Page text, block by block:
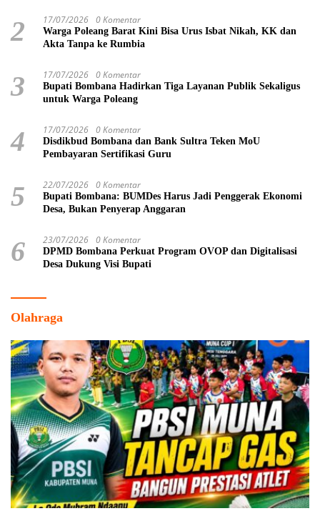
2 17/07/2026 0 Komentar
Warga Poleang Barat Kini Bisa Urus Isbat Nikah, KK dan
Akta Tanpa ke Rumbia
3 17/07/2026 0 Komentar
Bupati Bombana Hadirkan Tiga Layanan Publik Sekaligus
untuk Warga Poleang
4 17/07/2026 0 Komentar
Disdikbud Bombana dan Bank Sultra Teken MoU
Pembayaran Sertifikasi Guru
5 22/07/2026 0 Komentar
Bupati Bombana: BUMDes Harus Jadi Penggerak Ekonomi
Desa, Bukan Penyerap Anggaran
6 23/07/2026 0 Komentar
DPMD Bombana Perkuat Program OVOP dan Digitalisasi
Desa Dukung Visi Bupati
Olahraga